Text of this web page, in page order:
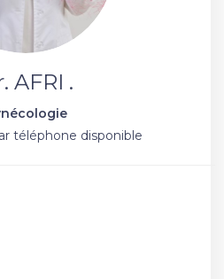
AFRI .
téléphone disponible